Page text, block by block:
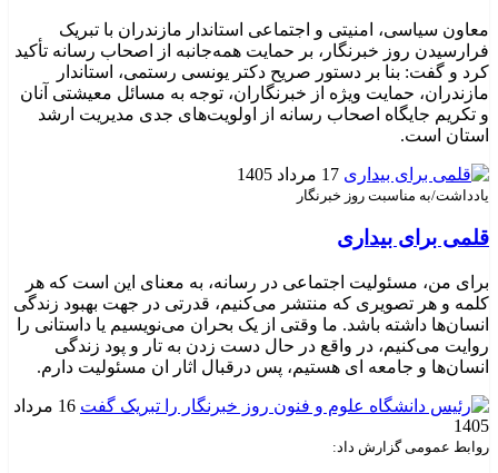
معاون سیاسی، امنیتی و اجتماعی استاندار مازندران با تبریک
فرارسیدن روز خبرنگار، بر حمایت همه‌جانبه از اصحاب رسانه تأکید
کرد و گفت: بنا بر دستور صریح دکتر یونسی رستمی، استاندار
مازندران، حمایت ویژه از خبرنگاران، توجه به مسائل معیشتی آنان
و تکریم جایگاه اصحاب رسانه از اولویت‌های جدی مدیریت ارشد
استان است. ‎
17 مرداد 1405
یادداشت/به مناسبت روز خبرنگار
قلمی برای بیداری
برای من، مسئولیت اجتماعی در رسانه، به معنای این است که هر
کلمه و هر تصویری که منتشر می‌کنیم، قدرتی در جهت بهبود زندگی
انسان‌ها داشته باشد. ما وقتی از یک بحران می‌نویسیم یا داستانی را
روایت می‌کنیم، در واقع در حال دست زدن به تار و پود زندگی
انسان‌ها و جامعه ای هستیم، پس درقبال اثار ان مسئولیت دارم.
16 مرداد
1405
روابط عمومی گزارش داد: